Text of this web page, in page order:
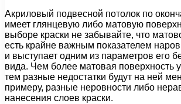
Акриловый подвесной потолок по
имеет глянцевую либо матовую
выборе краски не забывайте, что
есть крайне важным показателем
и выступает одним из параметров его
вида. Чем более матовая поверхность
тем разные недостатки будут на ней
примеру, разные неровности либо
нанесения слоев краски.